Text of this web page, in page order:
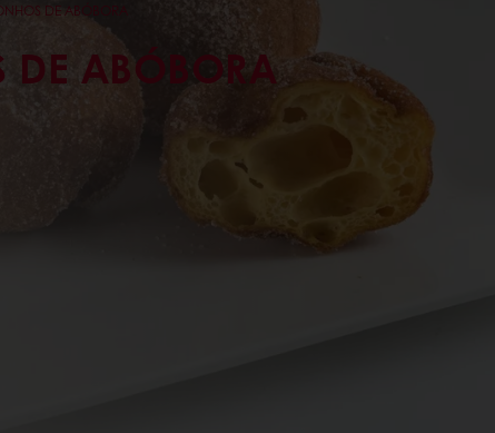
DE ABÓBORA
DE ABÓBORA